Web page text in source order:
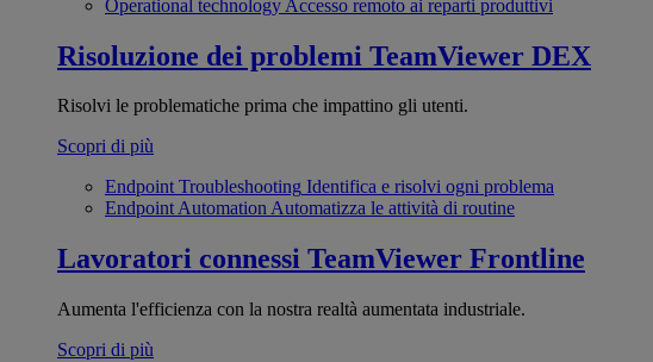
Operational technology Accesso remoto ai reparti produttivi
Risoluzione dei problemi TeamViewer DEX
Risolvi le problematiche prima che impattino gli utenti.
Scopri di più
Endpoint Troubleshooting Identifica e risolvi ogni problema
Endpoint AutomationAutomatizza le attività di routine
Lavoratori connessi TeamViewer Frontline
Aumenta l'efficienza con la nostra realtà aumentata industriale.
Scopri di più